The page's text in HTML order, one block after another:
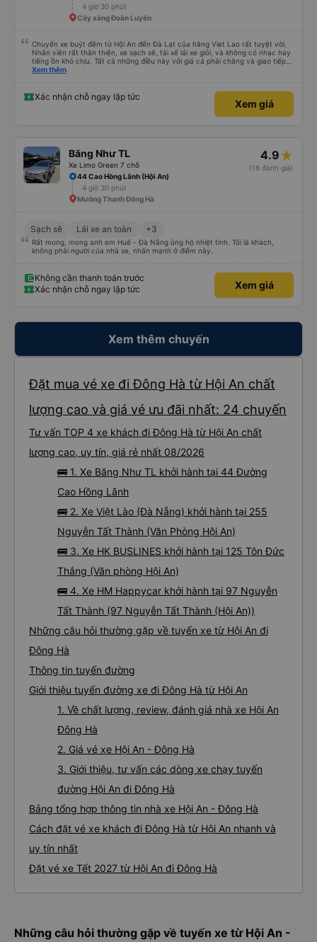
4 giờ 30 phút
Cây xăng Đoàn Luyến
Chuyến xe buýt đêm từ Hội An đến Đà Lạt của hãng Viet Lao rất tuyệt vời.
Nhân viên rất thân thiện, xe sạch sẽ, tài xế lái xe giỏi, và không có nhạc hay
tiếng ồn khó chịu. Tất cả những điều này với giá cả phải chăng và giao tiếp
bằng tiếng Anh rất suôn sẻ, vì vậy tôi rất khuyên bạn nên chọn hãng này.
không được ăn trên xe, nhưng có nhà hàng và quán ăn nhẹ ở một số điểm
dừng. Bạn phải cởi giày và đi chân trần. Tại các điểm dừng, dép nhựa được
cung cấp khi bạn xuống xe; bạn phải trả lại chúng vào thùng trước khi lên xe
chỗ ngồi hơn (có khoảng 35 chỗ, và tôi không thừa cân, nhưng vẫn hơi
chật). Tôi khuyên bạn nên chọn chỗ ngồi phía dưới và giữa.
Xem thêm
Xác nhận chỗ ngay lập tức
Xem giá
Băng Như TL
Xe Limo Green 7 chỗ
4.9
(18 đánh giá)
44 Cao Hồng Lãnh (Hội An)
4 giờ 30 phút
Mường Thanh Đông Hà
Sạch sẽ Lái xe an toàn +3
Rất mong, mong anh em Huế - Đà Nẵng ủng hộ nhiệt tình. Tôi là khách,
không phải người của nhà xe, nhấn mạnh ở điểm này.
Không cần thanh toán trước
Xác nhận chỗ ngay lập tức
Xem giá
Xem thêm chuyến
Đặt mua vé xe đi Đông Hà từ Hội An chất
lượng cao và giá vé ưu đãi nhất: 24 chuyến
Tư vấn TOP 4 xe khách đi Đông Hà từ Hội An chất
lượng cao, uy tín, giá rẻ nhất 08/2026
🚌 1. Xe Băng Như TL khởi hành tại 44 Đường
Cao Hồng Lãnh
🚌 2. Xe Việt Lào (Đà Nẵng) khởi hành tại 255
Nguyễn Tất Thành (Văn Phòng Hội An)
🚌 3. Xe HK BUSLINES khởi hành tại 125 Tôn Đức
Thắng (Văn phòng Hội An)
🚌 4. Xe HM Happycar khởi hành tại 97 Nguyễn
Tất Thành (97 Nguyễn Tất Thành (Hội An))
Những câu hỏi thường gặp về tuyến xe từ Hội An đi
Đông Hà
Thông tin tuyến đường
Giới thiệu tuyến đường xe đi Đông Hà từ Hội An
1. Về chất lượng, review, đánh giá nhà xe Hội An
Đông Hà
2. Giá vé xe Hội An - Đông Hà
3. Giới thiệu, tư vấn các dòng xe chạy tuyến
đường Hội An đi Đông Hà
Bảng tổng hợp thông tin nhà xe Hội An - Đông Hà
Cách đặt vé xe khách đi Đông Hà từ Hội An nhanh và
uy tín nhất
Đặt vé xe Tết 2027 từ Hội An đi Đông Hà
Những câu hỏi thường gặp về tuyến xe từ Hội An -